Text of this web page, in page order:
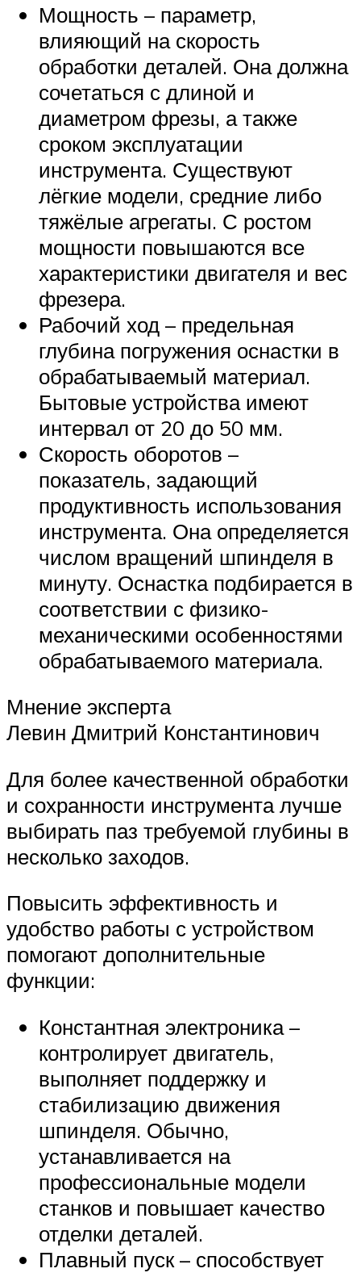
Мощность – параметр,
влияющий на скорость
обработки деталей. Она должна
сочетаться с длиной и
диаметром фрезы, а также
сроком эксплуатации
инструмента. Существуют
лёгкие модели, средние либо
тяжёлые агрегаты. С ростом
мощности повышаются все
характеристики двигателя и вес
фрезера.
Рабочий ход – предельная
глубина погружения оснастки в
обрабатываемый материал.
Бытовые устройства имеют
интервал от 20 до 50 мм.
Скорость оборотов –
показатель, задающий
продуктивность использования
инструмента. Она определяется
числом вращений шпинделя в
минуту. Оснастка подбирается в
соответствии с физико-
механическими особенностями
обрабатываемого материала.
Мнение эксперта
Левин Дмитрий Константинович
Для более качественной обработки
и сохранности инструмента лучше
выбирать паз требуемой глубины в
несколько заходов.
Повысить эффективность и
удобство работы с устройством
помогают дополнительные
функции:
Константная электроника –
контролирует двигатель,
выполняет поддержку и
стабилизацию движения
шпинделя. Обычно,
устанавливается на
профессиональные модели
станков и повышает качество
отделки деталей.
Плавный пуск – способствует